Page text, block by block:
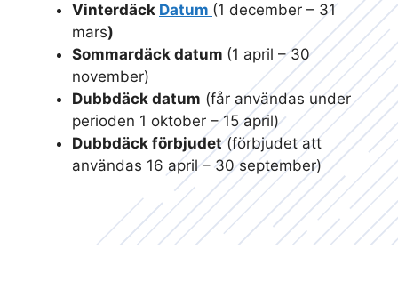
Vinterdäck Datum (1 december – 31
mars)
Sommardäck datum (1 april – 30
november)
Dubbdäck datum (får användas under
perioden 1 oktober – 15 april)
Dubbdäck förbjudet(förbjudet att
användas 16 april – 30 september)